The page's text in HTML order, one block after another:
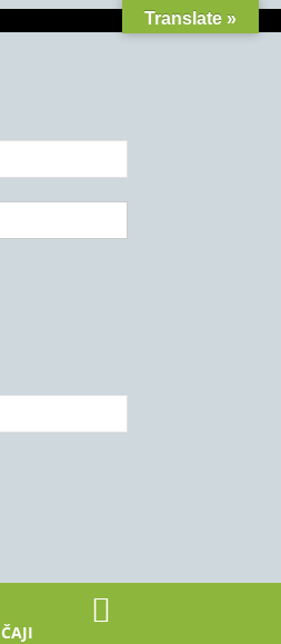
Translate »